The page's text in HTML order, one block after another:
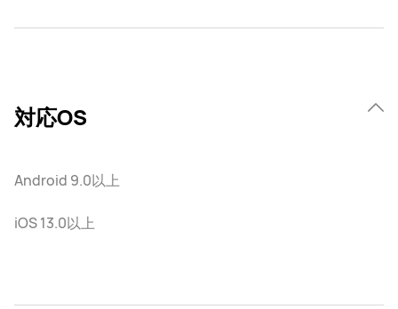
対応OS
Android 9.0以上
iOS 13.0以上